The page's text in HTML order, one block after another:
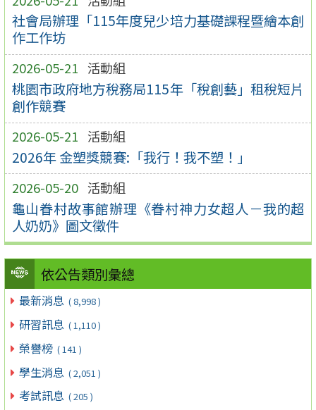
社會局辦理「115年度兒少培力基礎課程暨繪本創
作工作坊
2026-05-21 活動組
桃園市政府地方稅務局115年「稅創藝」租稅短片
創作競賽
2026-05-21 活動組
2026年 金塑獎競賽:「我行！我不塑！」
2026-05-20 活動組
龜山眷村故事館辦理《眷村神力女超人－我的超
人奶奶》圖文徵件
依公告類別彙總
最新消息 ( 8,998 )
研習訊息 ( 1,110 )
榮譽榜 ( 141 )
學生消息 ( 2,051 )
考試訊息 ( 205 )